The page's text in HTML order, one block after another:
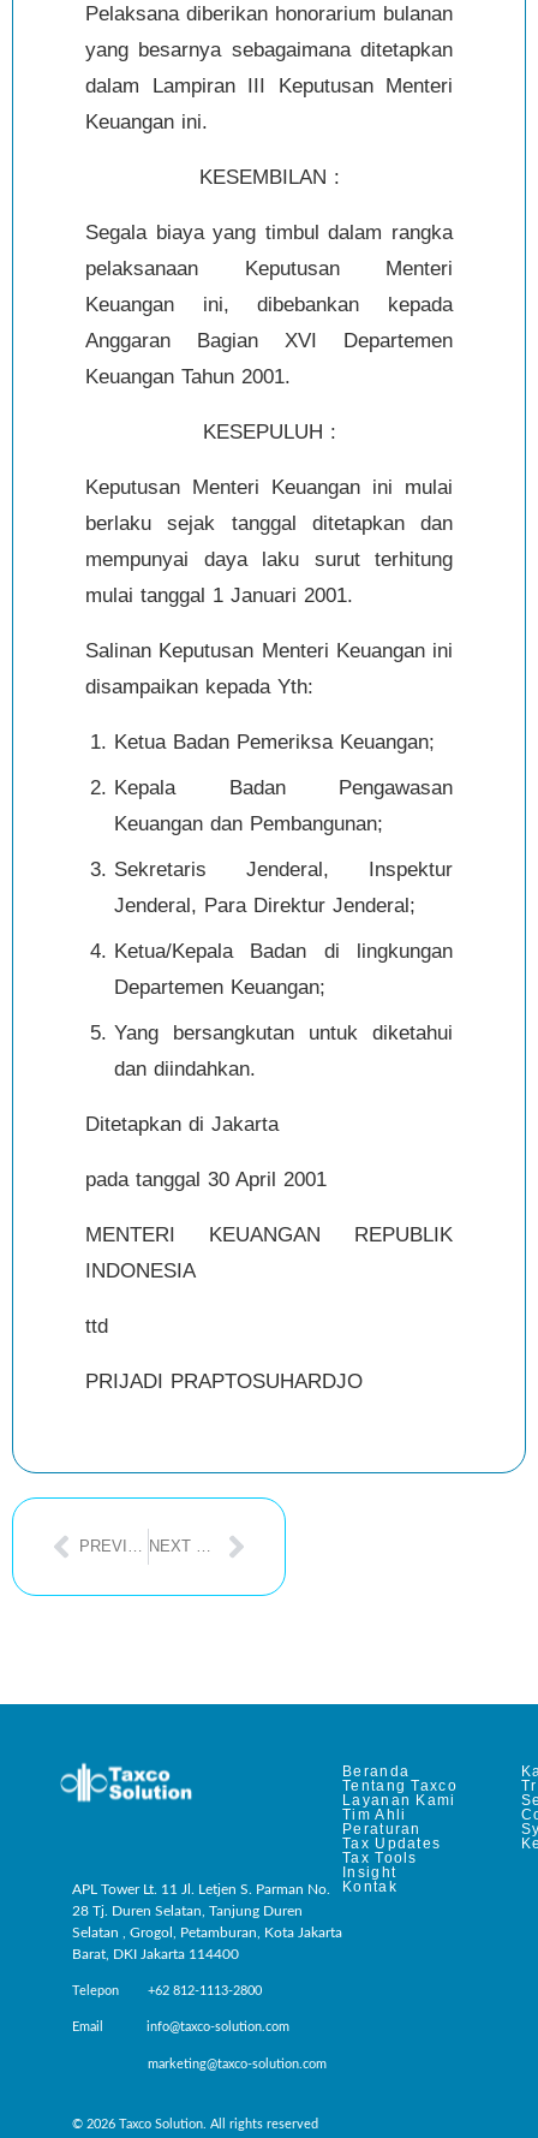
Pelaksana diberikan honorarium bulanan
yang besarnya sebagaimana ditetapkan
dalam Lampiran III Keputusan Menteri
Keuangan ini.
KESEMBILAN :
Segala biaya yang timbul dalam rangka
pelaksanaan Keputusan Menteri
Keuangan ini, dibebankan kepada
Anggaran Bagian XVI Departemen
Keuangan Tahun 2001.
KESEPULUH :
Keputusan Menteri Keuangan ini mulai
berlaku sejak tanggal ditetapkan dan
mempunyai daya laku surut terhitung
mulai tanggal 1 Januari 2001.
Salinan Keputusan Menteri Keuangan ini
disampaikan kepada Yth:
Ketua Badan Pemeriksa Keuangan;
Kepala Badan Pengawasan
Keuangan dan Pembangunan;
Sekretaris Jenderal, Inspektur
Jenderal, Para Direktur Jenderal;
Ketua/Kepala Badan di lingkungan
Departemen Keuangan;
Yang bersangkutan untuk diketahui
dan diindahkan.
Ditetapkan di Jakarta
pada tanggal 30 April 2001
MENTERI KEUANGAN REPUBLIK
INDONESIA
ttd
PRIJADI PRAPTOSUHARDJO
PREVIOUS POST NEXT POST
APL Tower Lt. 11 Jl. Letjen S. Parman No.
28 Tj. Duren Selatan, Tanjung Duren
Selatan , Grogol, Petamburan, Kota Jakarta
Barat, DKI Jakarta 114400
Telepon +62 812-1113-2800
Email info@taxco-solution.com
marketing@taxco-solution.com
© 2026 Taxco Solution. All rights reserved
Beranda
Tentang Taxco
Layanan Kami
Tim Ahli
Peraturan
Tax Updates
Tax Tools
Insight
Kontak